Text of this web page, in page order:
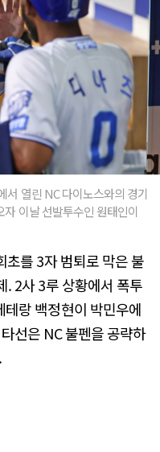
서 열린 NC 다이노스와의 경기
이날 선발투수인 원태인이
초를 3자 범퇴로 막은 불
. 2사 3루 상황에서 폭투
랑 백정현이 박민우에
선은 NC 불펜을 공략하